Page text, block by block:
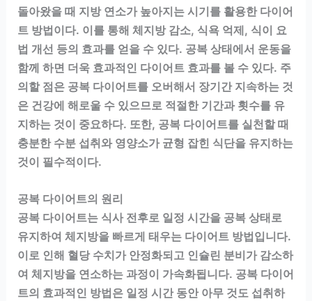
돌아왔을 때 지방 연소가 높아지는 시기를 활용한 다이어
트 방법이다. 이를 통해 체지방 감소, 식욕 억제, 식이 요
법 개선 등의 효과를 얻을 수 있다. 공복 상태에서 운동을
함께 하면 더욱 효과적인 다이어트 효과를 볼 수 있다. 주
의할 점은 공복 다이어트를 오버해서 장기간 지속하는 것
은 건강에 해로울 수 있으므로 적절한 기간과 횟수를 유
지하는 것이 중요하다. 또한, 공복 다이어트를 실천할 때
충분한 수분 섭취와 영양소가 균형 잡힌 식단을 유지하는
것이 필수적이다.
공복 다이어트의 원리
공복 다이어트는 식사 전후로 일정 시간을 공복 상태로
유지하여 체지방을 빠르게 태우는 다이어트 방법입니다.
이로 인해 혈당 수치가 안정화되고 인슐린 분비가 감소하
여 체지방을 연소하는 과정이 가속화됩니다. 공복 다이어
트의 효과적인 방법은 일정 시간 동안 아무 것도 섭취하